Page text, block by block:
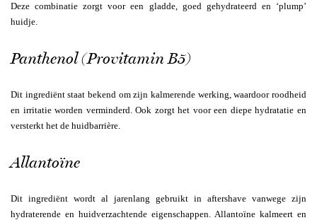
Deze combinatie zorgt voor een gladde, goed gehydrateerd en ‘plump’
huidje.
Panthenol (Provitamin B5)
Dit ingrediënt staat bekend om zijn kalmerende werking, waardoor roodheid
en irritatie worden verminderd. Ook zorgt het voor een diepe hydratatie en
versterkt het de huidbarrière.
Allantoïne
Dit ingrediënt wordt al jarenlang gebruikt in aftershave vanwege zijn
hydraterende en huidverzachtende eigenschappen. Allantoïne kalmeert en